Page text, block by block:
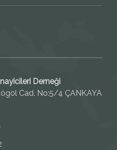
Derneği
Cad. No:5/4 ÇANKAYA